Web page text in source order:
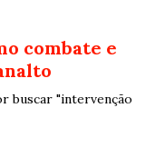
combate e
buscar "intervenção